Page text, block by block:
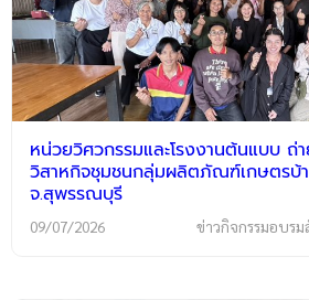
หน่วยวิศวกรรมและโรงงานต้นแบบ ถ่
วิสาหกิจชุมชนกลุ่มผลิตภัณฑ์เกษตรบ้
จ.สุพรรณบุรี
09/07/2026 ข่าวกิจกรรมอบร